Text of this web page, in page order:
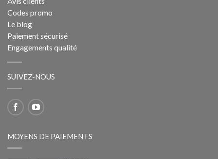
Codes promo
Le blog
Paiement sécurisé
Engagements qualité
SUIVEZ-NOUS
MOYENS DE PAIEMENTS